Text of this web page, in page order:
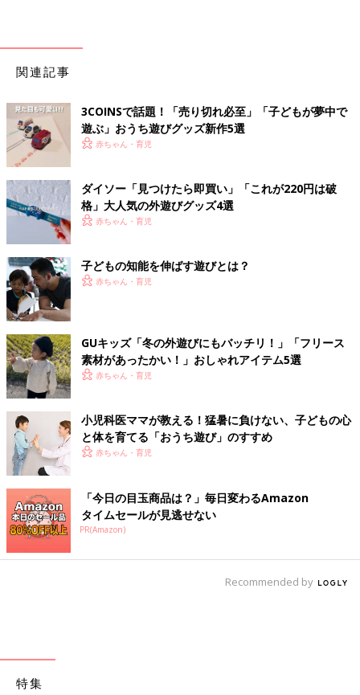
関連記事
3COINSで話題！「売り切れ必至」「子どもが夢中で
遊ぶ」おうち遊びグッズ新作5選
赤ちゃん・育児
ダイソー「見つけたら即買い」「これが220円は破
格」大人気の外遊びグッズ4選
赤ちゃん・育児
子どもの知能を伸ばす遊びとは？
赤ちゃん・育児
GUキッズ「冬の外遊びにもバッチリ！」「フリース
素材があったかい！」おしゃれアイテム5選
赤ちゃん・育児
小児科医ママが教える！猛暑に負けない、子どもの心
と体を育てる「おうち遊び」のすすめ
赤ちゃん・育児
「今日の目玉商品は？」毎日変わるAmazon
タイムセールが見逃せない
PR(Amazon)
Recommended by
特集